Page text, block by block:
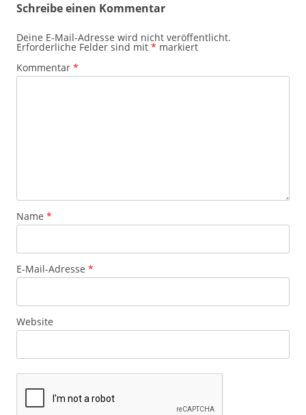
Schreibe einen Kommentar
Deine E-Mail-Adresse wird nicht veröffentlicht.
Erforderliche Felder sind mit * markiert
Kommentar *
Name *
E-Mail-Adresse *
Website